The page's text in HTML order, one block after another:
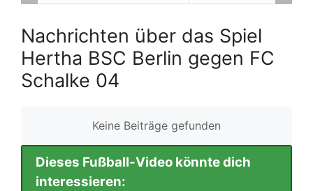
Nachrichten über das Spiel
Hertha BSC Berlin gegen FC
Schalke 04
Keine Beiträge gefunden
Dieses Fußball-Video könnte dich
interessieren: